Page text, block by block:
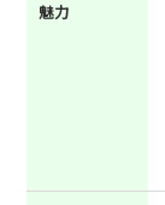
魅力